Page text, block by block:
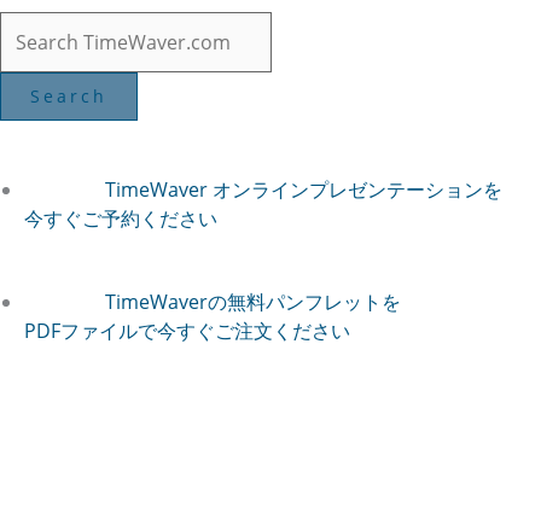
TimeWaver オンラインプレゼンテーションを
今すぐご予約ください
TimeWaverの無料パンフレットを
PDFファイルで今すぐご注文ください